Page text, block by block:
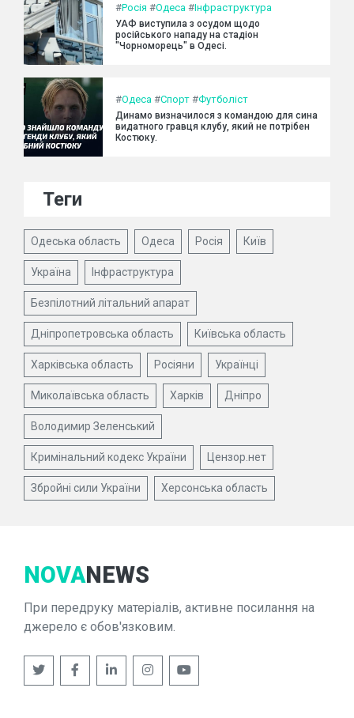
#Росія #Одеса #Інфраструктура
УАФ виступила з осудом щодо
російського нападу на стадіон
"Чорноморець" в Одесі.
#Одеса #Спорт #Футболіст
Динамо визначилося з командою для сина
видатного гравця клубу, який не потрібен
Костюку.
Теги
Одеська область Одеса Росія Київ
Україна Інфраструктура
Безпілотний літальний апарат
Дніпропетровська область Київська область
Харківська область Росіяни Українці
Миколаївська область Харків Дніпро
Володимир Зеленський
Кримінальний кодекс України Цензор.нет
Збройні сили України Херсонська область
NOVANEWS
При передруку матеріалів, активне посилання на
джерело є обов'язковим.